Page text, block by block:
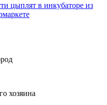
цыплят в инкубаторе из
хозяина